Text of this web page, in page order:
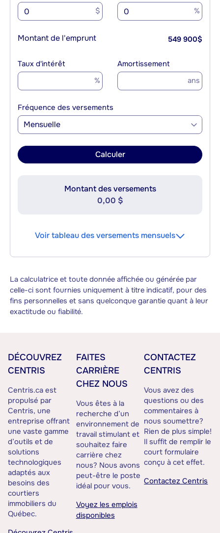
$ %
Montant de l'emprunt 549 900$
Taux d'intérêt
%
Amortissement
ans
Fréquence des versements
Mensuelle
Calculer
Montant des versements
0,00 $
Voir tableau des versements mensuels
La calculatrice et toute donnée affichée ou générée par
celle-ci sont fournies uniquement à titre indicatif, pour des
fins personnelles et sans quelconque garantie quant à leur
exactitude ou fiabilité.
DÉCOUVREZ
CENTRIS
Centris.ca est
propulsé par
Centris, une
entreprise offrant
une vaste gamme
d’outils et de
solutions
technologiques
adaptés aux
besoins des
courtiers
immobiliers du
Québec.
FAITES
CARRIÈRE
CHEZ NOUS
Vous êtes à la
recherche d’un
environnement de
travail stimulant et
souhaitez faire
carrière chez
nous? Nous avons
peut-être le poste
idéal pour vous.
Voyez les emplois
disponibles
CONTACTEZ
CENTRIS
Vous avez des
questions ou des
commentaires à
nous soumettre?
Rien de plus simple!
Il suffit de remplir le
court formulaire
conçu à cet effet.
Contactez Centris